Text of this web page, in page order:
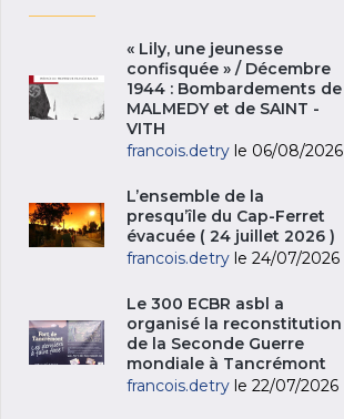
« Lily, une jeunesse
confisquée » / Décembre
1944 : Bombardements de
MALMEDY et de SAINT -
VITH
francois.detry le 06/08/2026
L’ensemble de la
presqu’île du Cap-Ferret
évacuée ( 24 juillet 2026 )
francois.detry le 24/07/2026
Le 300 ECBR asbl a
organisé la reconstitution
de la Seconde Guerre
mondiale à Tancrémont
francois.detry le 22/07/2026